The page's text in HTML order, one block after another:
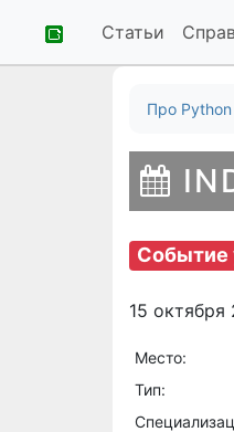
Статьи
Про Python
Событие
15
Место:
Тип: